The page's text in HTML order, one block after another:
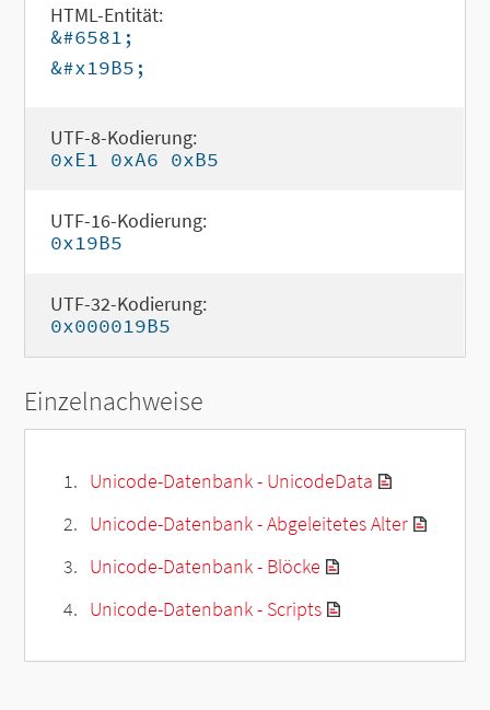
HTML-Entität:
&#6581;
&#x19B5;
UTF-8-Kodierung:
0xE1 0xA6 0xB5
UTF-16-Kodierung:
0x19B5
UTF-32-Kodierung:
0x000019B5
Einzelnachweise
Unicode-Datenbank - UnicodeData
Unicode-Datenbank - Abgeleitetes Alter
Unicode-Datenbank - Blöcke
Unicode-Datenbank - Scripts